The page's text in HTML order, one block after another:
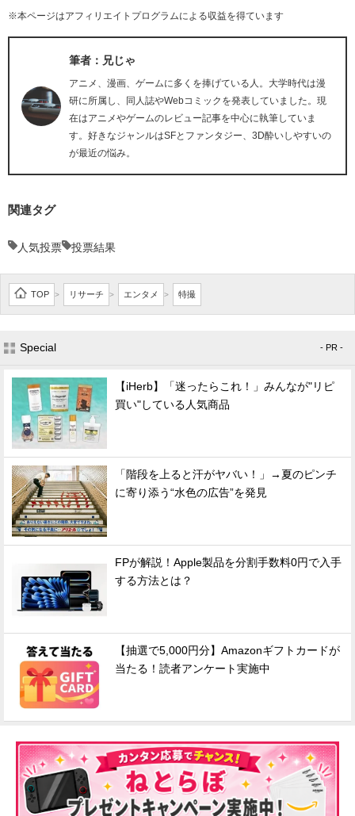
※本ページはアフィリエイトプログラムによる収益を得ています
筆者：兄じゃ
アニメ、漫画、ゲームに多くを捧げている人。大学時代は漫
研に所属し、同人誌やWebコミックを発表していました。現
在はアニメやゲームのレビュー記事を中心に執筆していま
す。好きなジャンルはSFとファンタジー、3D酔いしやすいの
が最近の悩み。
関連タグ
人気投票 投票結果
TOP > リサーチ > エンタメ > 特撮
Special - PR -
【iHerb】「迷ったらこれ！」みんなが"リピ
買い"している人気商品
「階段を上ると汗がヤバい！」→夏のピンチ
に寄り添う“水色の広告”を発見
FPが解説！Apple製品を分割手数料0円で入手
する方法とは？
【抽選で5,000円分】Amazonギフトカードが
当たる！読者アンケート実施中